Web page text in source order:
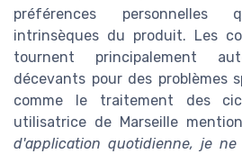
préférences
intrinsèques du produit. Les
tournent principalement
décevants pour des problèmes
comme le traitement des
utilisatrice de Marseille
d'application quotidienne, je